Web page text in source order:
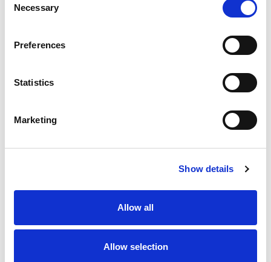
Selection
Necessary
Preferences
Statistics
Marketing
Show details
Allow all
Allow selection
Automotive-Player mit
Qualysoft partnerschaftlich
zusammenarbeiten
strategischer Partner führender mittelständischer
Engineering und Automatisierung mit sicheren und
optimieren. Unsere Lösungen verbessern die